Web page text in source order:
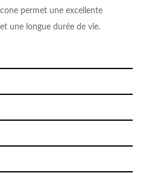
permet une excellente
une longue durée de vie.